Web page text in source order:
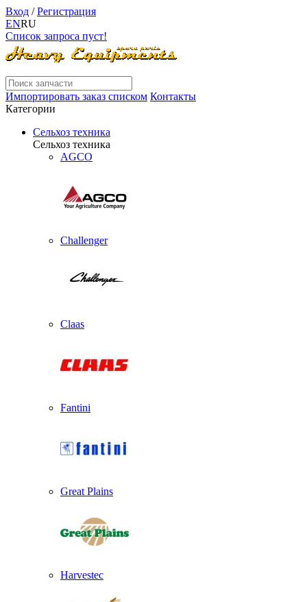
Вход /Регистрация
ENRU
Список запроса пуст!
Импортировать заказ списком Контакты
Категории
Сельхоз техника
Сельхоз техника
AGCO
Challenger
Claas
Fantini
Great Plains
Harvestec